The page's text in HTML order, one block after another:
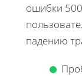
ошибки
падению